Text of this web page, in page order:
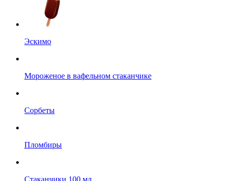
Эскимо
Мороженое в вафельном стаканчике
Сорбеты
Пломбиры
Стаканчики 100 мл